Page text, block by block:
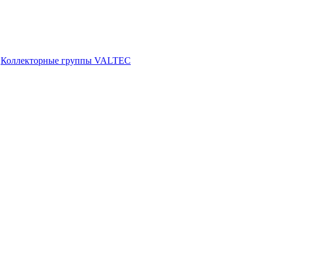
Коллекторные группы VALTEC